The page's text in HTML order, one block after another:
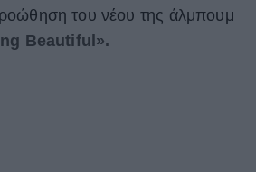
του νέου της άλμπουμ
Beautiful».